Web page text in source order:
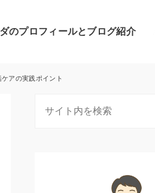
のプロフィールとブログ紹介
アの実践ポイント